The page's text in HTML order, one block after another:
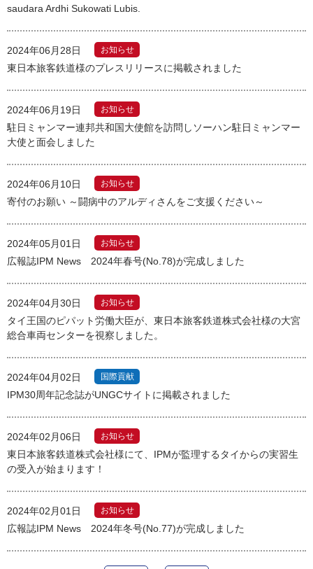
saudara Ardhi Sukowati Lubis.
2024年06月28日 お知らせ
東日本旅客鉄道様のプレスリリースに掲載されました
2024年06月19日 お知らせ
駐日ミャンマー連邦共和国大使館を訪問しソーハン駐日ミャンマー
大使と面会しました
2024年06月10日 お知らせ
寄付のお願い ～闘病中のアルディさんをご支援ください～
2024年05月01日 お知らせ
広報誌IPM News 2024年春号(No.78)が完成しました
2024年04月30日 お知らせ
タイ王国のピパット労働大臣が、東日本旅客鉄道株式会社様の大宮
総合車両センターを視察しました。
2024年04月02日 国際貢献
IPM30周年記念誌がUNGCサイトに掲載されました
2024年02月06日 お知らせ
東日本旅客鉄道株式会社様にて、IPMが監理するタイからの実習生
の受入が始まります！
2024年02月01日 お知らせ
広報誌IPM News 2024年冬号(No.77)が完成しました